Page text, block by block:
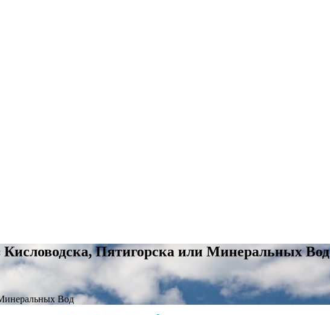
Пятигорска или Минеральных Вод
Вод